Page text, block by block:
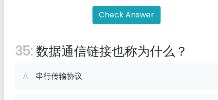
Check Answer
35:数据通信链接也称为什么？
A. 串行传输协议